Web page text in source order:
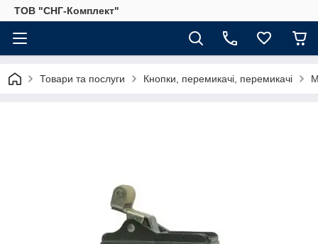
ТОВ "СНГ-Комплект"
Товари та послуги Кнопки, перемикачі, перемикачі